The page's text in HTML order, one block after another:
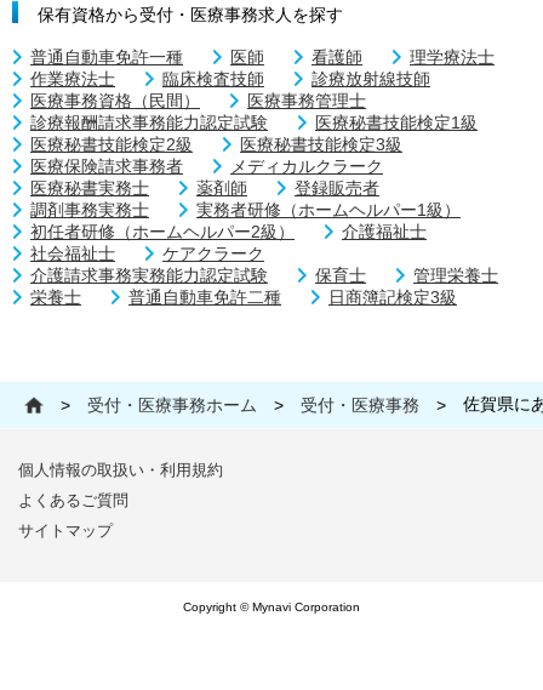
保有資格から受付・医療事務求人を探す
普通自動車免許一種 医師 看護師
理学療法士
作業療法士
臨床検査技師
診療放射線技師
医療事務資格（民間）
医療事務管理士
診療報酬請求事務能力認定試験
医療秘書技能検定1級
医療秘書技能検定2級
医療秘書技能検定3級
医療保険請求事務者
メディカルクラーク
医療秘書実務士
薬剤師
登録販売者
調剤事務実務士
実務者研修（ホームヘルパー1級）
初任者研修（ホームヘルパー2級）
介護福祉士
社会福祉士
ケアクラーク
介護請求事務実務能力認定試験
保育士
管理栄養士
栄養士
普通自動車免許二種 日商簿記検定3級
> 受付・医療事務ホーム > 受付・医療事務 > 佐賀県に
個人情報の取扱い・利用規約
よくあるご質問
サイトマップ
Copyright © Mynavi Corporation